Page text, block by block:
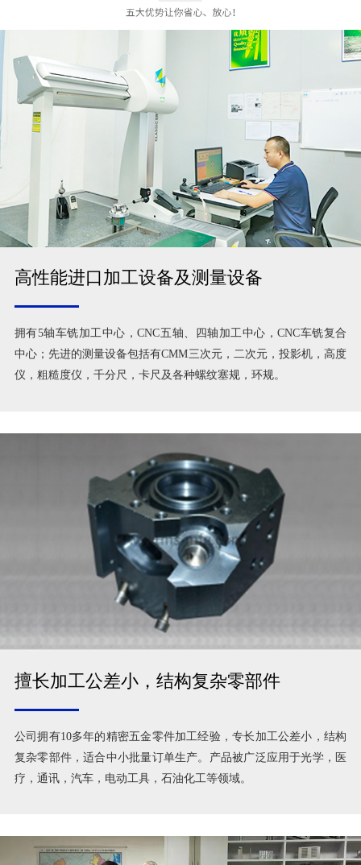
高性能进口加工设备及测量设备
拥有5轴车铣加工中心，CNC五轴、四轴加工中心，CNC车铣复合
中心；先进的测量设备包括有CMM三次元，二次元，投影机，高度
仪，粗糙度仪，千分尺，卡尺及各种螺纹塞规，环规。
擅长加工公差小，结构复杂零部件
公司拥有10多年的精密五金零件加工经验，专长加工公差小，结构
复杂零部件，适合中小批量订单生产。产品被广泛应用于光学，医
疗，通讯，汽车，电动工具，石油化工等领域。